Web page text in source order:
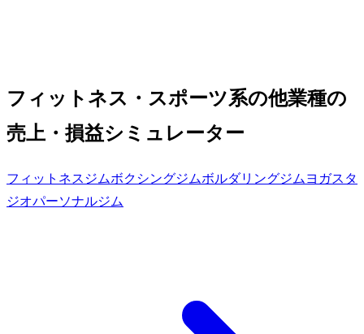
フィットネス・スポーツ系の他業種の
売上・損益シミュレーター
フィットネスジムボクシングジムボルダリングジム ヨガスタ
ジオパーソナルジム